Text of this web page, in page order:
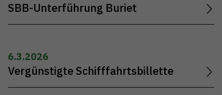
SBB-Unterführung Buriet
6.3.2026
Vergünstigte Schifffahrtsbillette